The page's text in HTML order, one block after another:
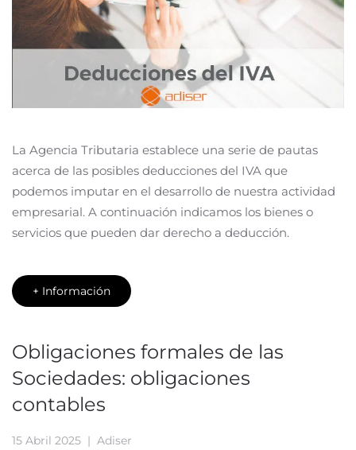
La Agencia Tributaria establece una serie de pautas
acerca de las posibles deducciones del IVA que
podemos imputar en el desarrollo de nuestra actividad
empresarial. A continuación indicamos los bienes o
servicios que pueden dar derecho a deducción.
+ Información
Obligaciones formales de las
Sociedades: obligaciones
contables
15 Abril 2025 | Adiser